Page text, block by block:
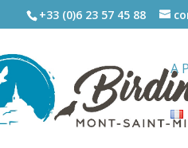
+33 (0)6 23 57 45 88
A